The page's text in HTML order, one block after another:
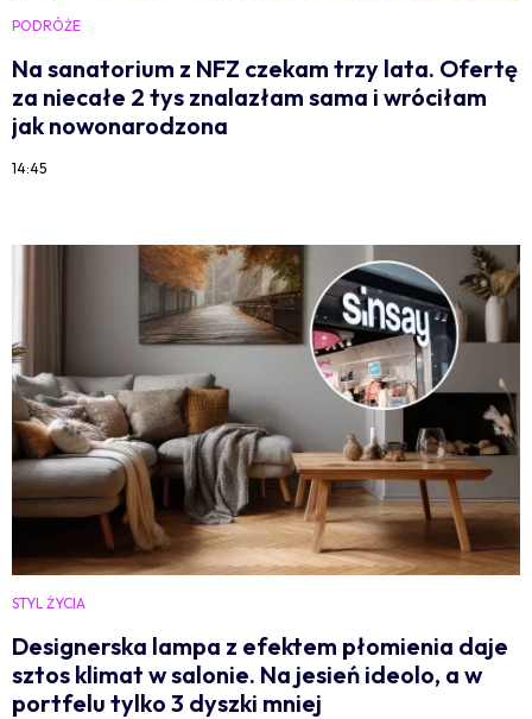
PODRÓŻE
Na sanatorium z NFZ czekam trzy lata. Ofertę
za niecałe 2 tys znalazłam sama i wróciłam
jak nowonarodzona
14:45
STYL ŻYCIA
Designerska lampa z efektem płomienia daje
sztos klimat w salonie. Na jesień ideolo, a w
portfelu tylko 3 dyszki mniej